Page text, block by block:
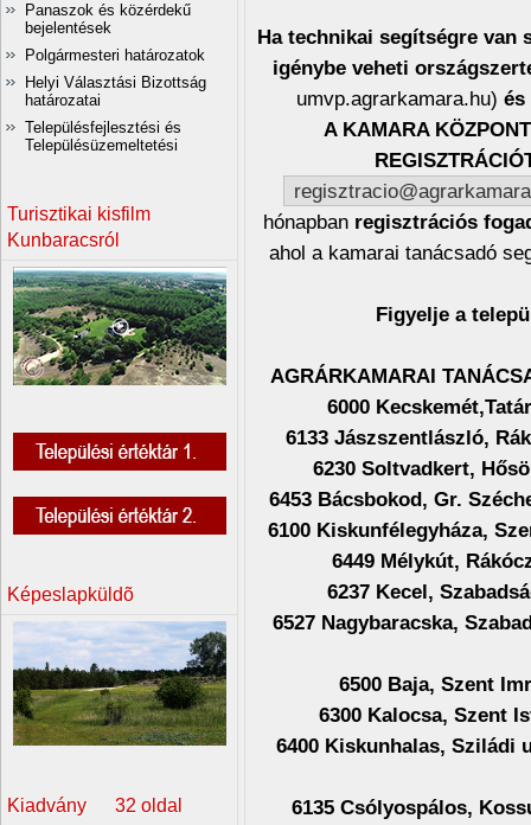
Panaszok és közérdekű
bejelentések
Polgármesteri határozatok
Helyi Választási Bizottság
határozatai
Településfejlesztési és
Településüzemeltetési
Turisztikai kisfilm
Kunbaracsról
Képeslapküldõ
Kiadvány 32 oldal
Ha technikai segítségre van
igénybe veheti
umvp.agrarkamara.hu) és
A KAMARA
hónapban regisztrációs
ahol a kamarai tanácsadó
Figyelje a
AGRÁRKAMARAI
6000
6133 Jászszentlászló,
6230 Soltvadkert,
6453 Bácsbokod, Gr.
6100 Kiskunfélegyháza,
6449 Mélykút,
6237 Kecel,
6527 Nagybaracska,
6500 Baja, Szent
6300 Kalocsa, Szent
6400 Kiskunhalas, Sziládi
6135 Csólyospálos,